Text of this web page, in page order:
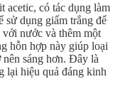
acetic, có tác dụng làm
sử dụng giấm trắng để
nước và thêm một
hỗn hợp này giúp loại
nên sáng hơn. Đây là
lại hiệu quả đáng kinh